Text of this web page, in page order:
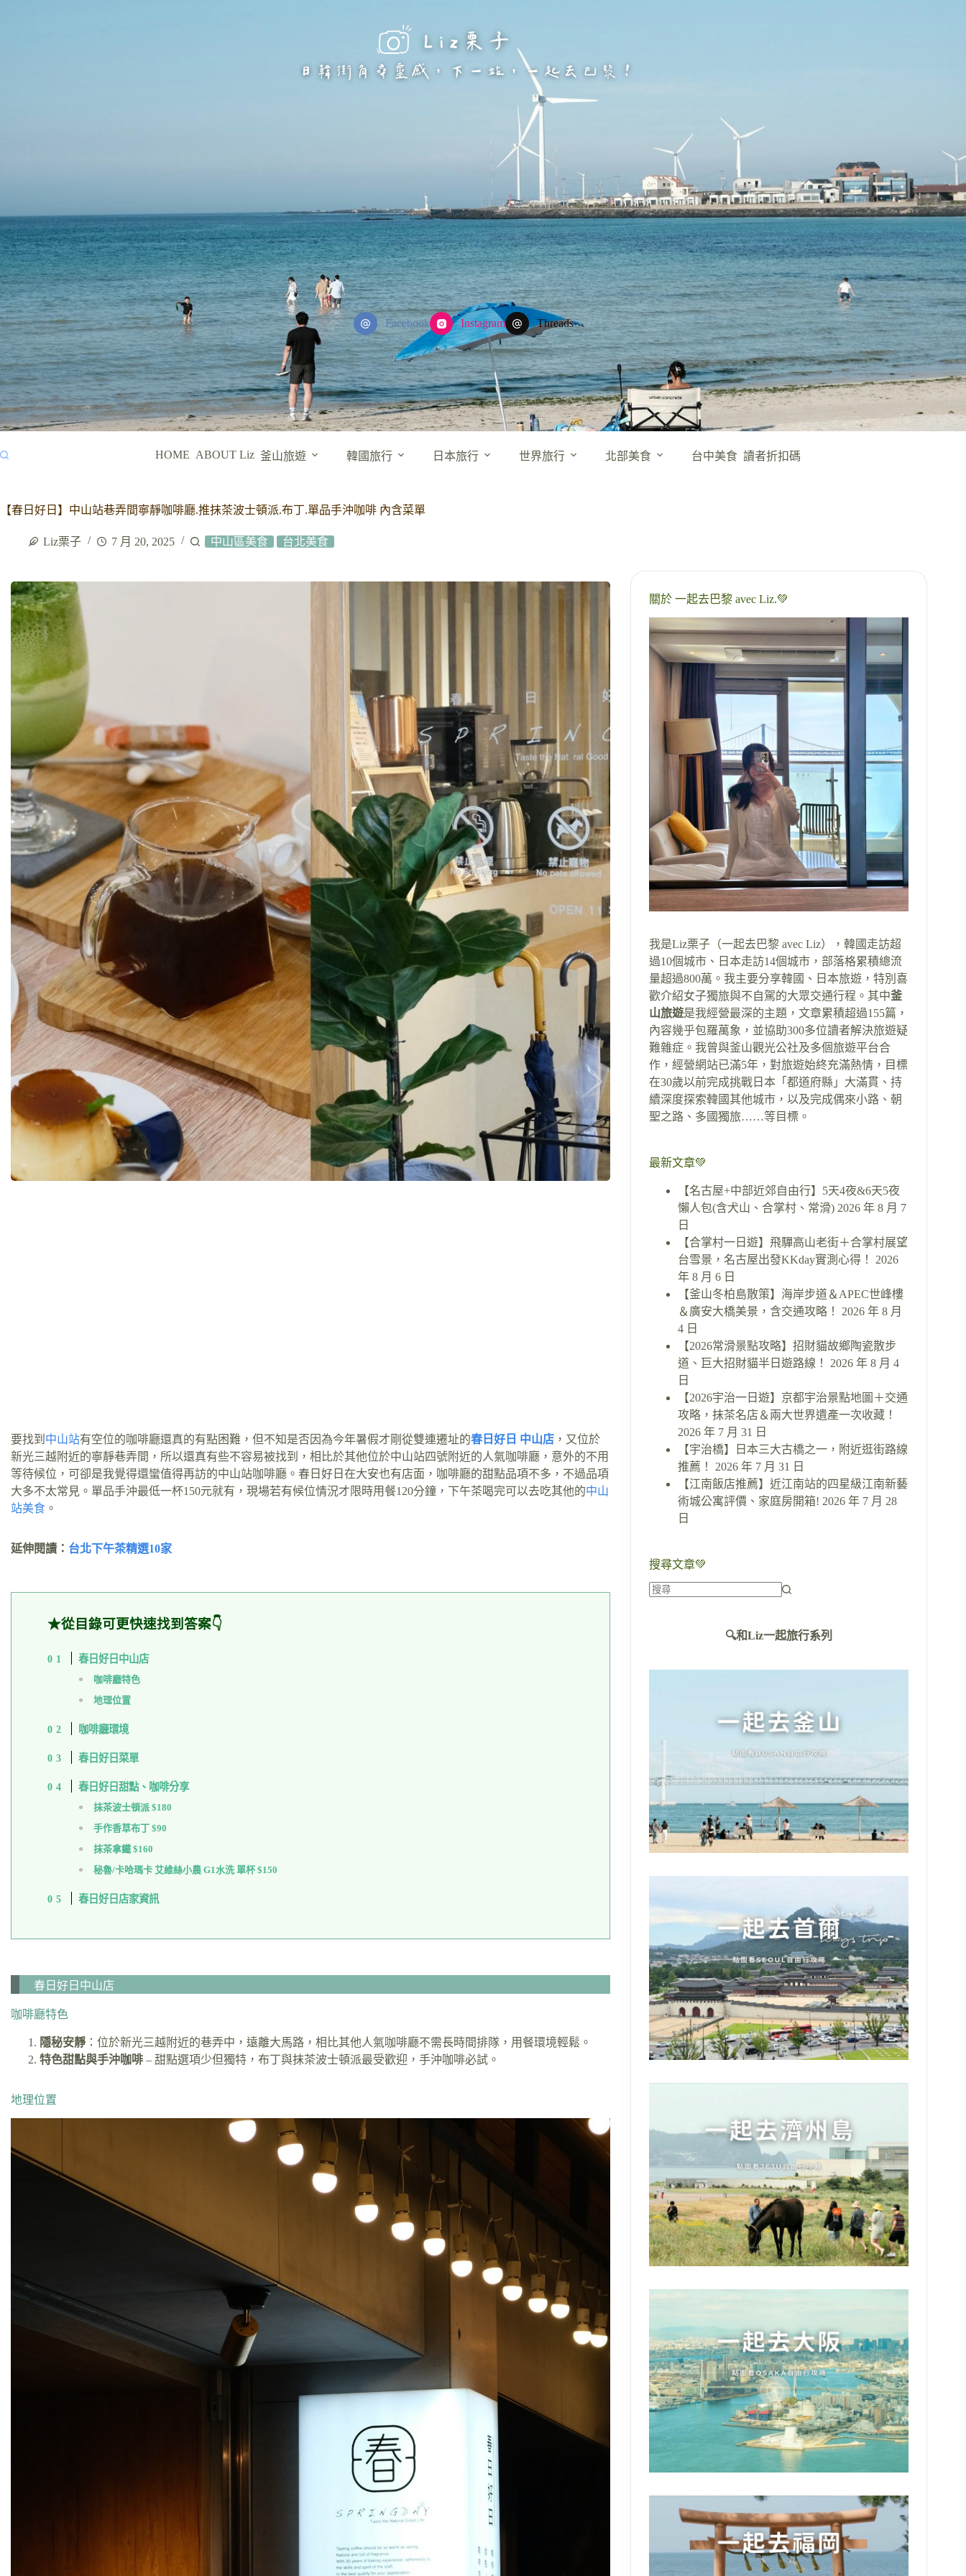
Facebook Instagram Threads
HOME ABOUT Liz 釜山旅遊 韓國旅行 日本旅行 世界旅行 北部美食 台中美食 讀者折扣碼
【春日好日】中山站巷弄間寧靜咖啡廳.推抹茶波士頓派.布丁.單品手沖咖啡 內含菜單
Liz栗子 7 月 20, 2025 中山區美食 台北美食
要找到 中山站有空位的咖啡廳還真的有點困難，但不知是否因為今年暑假才剛從雙連遷址的春日好日 中山店 ，又位於
新光三越附近的寧靜巷弄間，所以還真有些不容易被找到，相比於其他位於中山站四號附近的人氣咖啡廳，意外的不用
等待候位，可卻是我覺得還蠻值得再訪的中山站咖啡廳。春日好日在大安也有店面，咖啡廳的甜點品項不多，不過品項
大多不太常見。單品手沖最低一杯150元就有，現場若有候位情況才限時用餐120分鐘，下午茶喝完可以去吃其他的中山
站美食 。
延伸閱讀： 台北下午茶精選10家
★從目錄可更快速找到答案👇
春日好日中山店
咖啡廳特色
地理位置
咖啡廳環境
春日好日菜單
春日好日甜點、咖啡分享
抹茶波士頓派 $180
手作香草布丁 $90
抹茶拿鐵 $160
秘魯/卡哈瑪卡 艾維絲小農 G1水洗 單杯 $150
春日好日店家資訊
春日好日中山店
咖啡廳特色
隱秘安靜 ：位於新光三越附近的巷弄中，遠離大馬路，相比其他人氣咖啡廳不需長時間排隊，用餐環境輕鬆。
特色甜點與手沖咖啡 – 甜點選項少但獨特，布丁與抹茶波士頓派最受歡迎，手沖咖啡必試。
地理位置
關於 一起去巴黎 avec Liz.💚
我是Liz栗子（一起去巴黎 avec Liz），韓國走訪超
過10個城市、日本走訪14個城市，部落格累積總流
量超過800萬。我主要分享韓國、日本旅遊，特別喜
歡介紹女子獨旅與不自駕的大眾交通行程。其中釜
山旅遊是我經營最深的主題，文章累積超過155篇，
內容幾乎包羅萬象，並協助300多位讀者解決旅遊疑
難雜症。我曾與釜山觀光公社及多個旅遊平台合
作，經營網站已滿5年，對旅遊始終充滿熱情，目標
在30歲以前完成挑戰日本「都道府縣」大滿貫、持
續深度探索韓國其他城市，以及完成偶來小路、朝
聖之路、多國獨旅……等目標。
最新文章💚
【名古屋+中部近郊自由行】5天4夜&6天5夜
懶人包(含犬山、合掌村、常滑) 2026 年 8 月 7
日
【合掌村一日遊】飛驒高山老街＋合掌村展望
台雪景，名古屋出發KKday實測心得！
2026
年 8 月 6 日
【釜山冬柏島散策】海岸步道＆APEC世峰樓
＆廣安大橋美景，含交通攻略！
2026 年 8 月
4 日
【2026常滑景點攻略】招財貓故鄉陶瓷散步
道、巨大招財貓半日遊路線！
2026 年 8 月 4
日
【2026宇治一日遊】京都宇治景點地圖＋交通
攻略，抹茶名店＆兩大世界遺產一次收藏！
2026 年 7 月 31 日
【宇治橋】日本三大古橋之一，附近逛街路線
推薦！
2026 年 7 月 31 日
【江南飯店推薦】近江南站的四星級江南新藝
術城公寓評價、家庭房開箱! 2026 年 7 月 28
日
搜尋文章💚
🔍和Liz一起旅行系列